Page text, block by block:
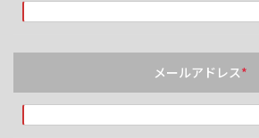
メールアドレス*